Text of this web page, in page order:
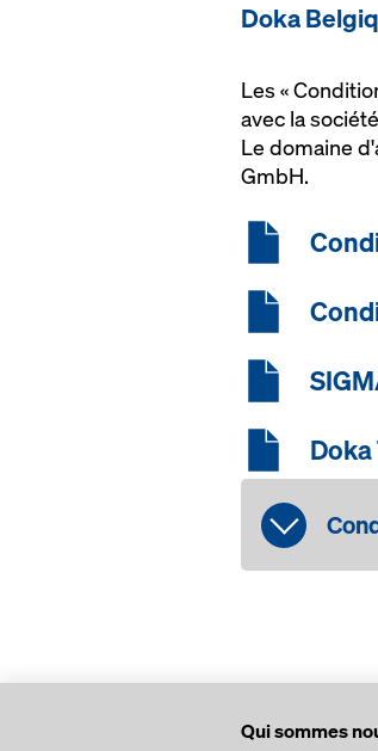
Doka
Les «
avec la
Le domaine
GmbH.
Qui sommes